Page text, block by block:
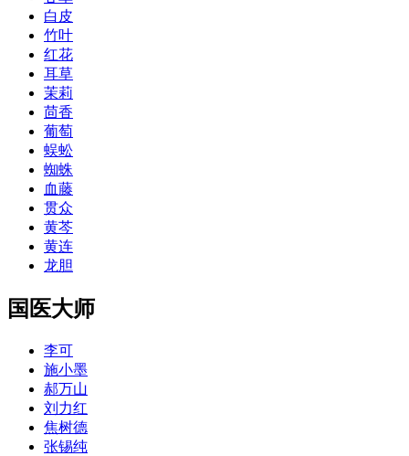
白皮
竹叶
红花
耳草
茉莉
茴香
葡萄
蜈蚣
蜘蛛
血藤
贯众
黄芩
黄连
龙胆
国医大师
李可
施小墨
郝万山
刘力红
焦树德
张锡纯